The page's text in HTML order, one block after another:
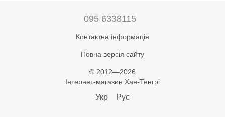
095 6338115
Контактна інформація
Повна версія сайту
© 2012—2026
Інтернет-магазин Хан-Тенгрі
Укр Рус